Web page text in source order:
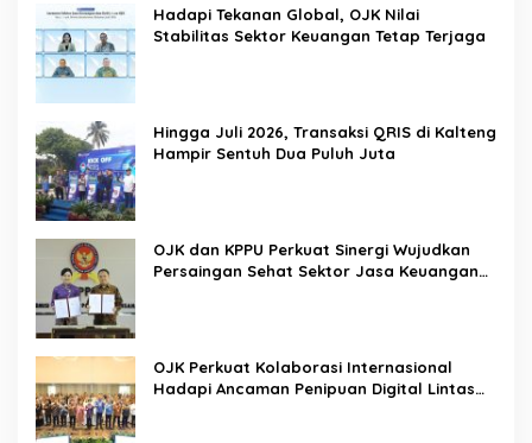
Hadapi Tekanan Global, OJK Nilai
Stabilitas Sektor Keuangan Tetap Terjaga
Hingga Juli 2026, Transaksi QRIS di Kalteng
Hampir Sentuh Dua Puluh Juta
OJK dan KPPU Perkuat Sinergi Wujudkan
Persaingan Sehat Sektor Jasa Keuangan
OJK Perkuat Kolaborasi Internasional
Hadapi Ancaman Penipuan Digital Lintas